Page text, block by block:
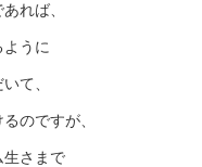
れば、
うに
て、
のですが、
生さまで